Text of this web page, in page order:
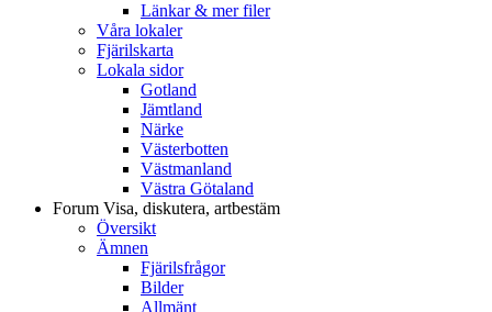
Länkar & mer filer
Våra lokaler
Fjärilskarta
Lokala sidor
Gotland
Jämtland
Närke
Västerbotten
Västmanland
Västra Götaland
Forum Visa, diskutera, artbestäm
Översikt
Ämnen
Fjärilsfrågor
Bilder
Allmänt